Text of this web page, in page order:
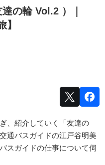
の輪 Vol.2 ）｜
】
、紹介していく「友達の
通バスガイドの江戸谷明美
スガイドの仕事について伺